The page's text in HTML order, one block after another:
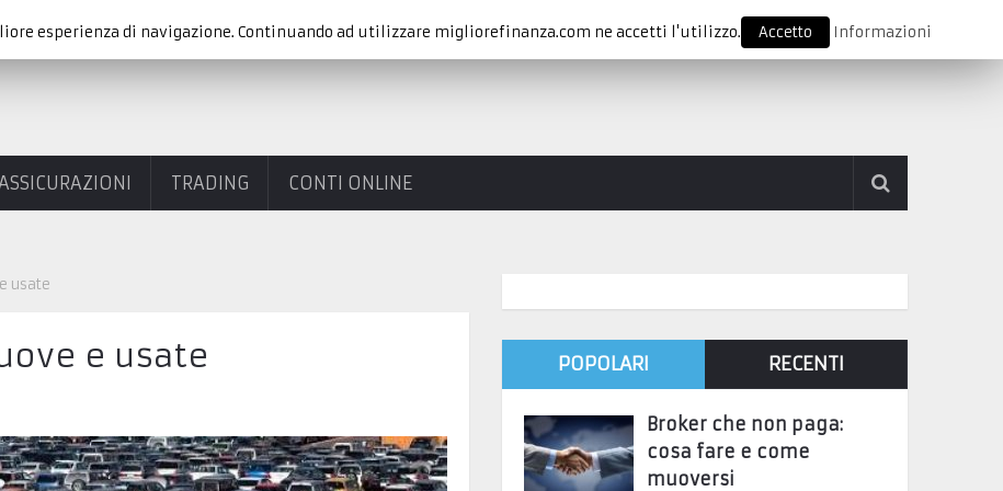
TRADING CONTI ONLINE
usate
e usate POPOLARI RECENTI
Broker che non paga:
cosa fare e come
muoversi
esperienza di navigazione. Continuando ad utilizzare migliorefinanza.com ne accetti l'utilizzo. Accetto Informazioni